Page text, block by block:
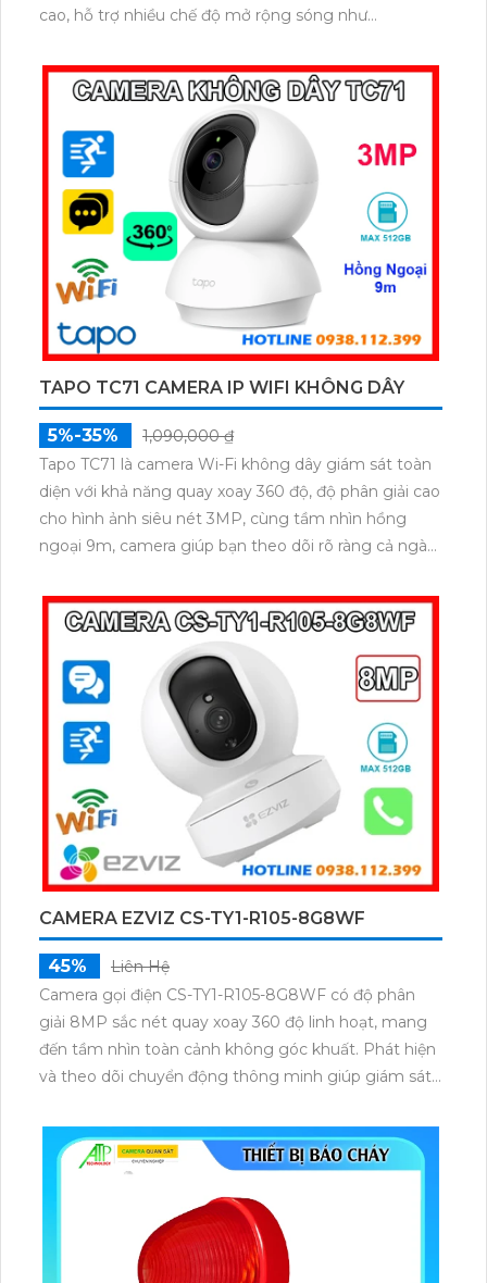
cao, hỗ trợ nhiều chế độ mở rộng sóng như
giao diện web hoặc ứng dụng Hik-Connect kết nối
Internet ổn định.
TAPO TC71 CAMERA IP WIFI KHÔNG DÂY
5%-35%
1,090,000 ₫
Tapo TC71 là camera Wi-Fi không dây giám sát toàn
diện với khả năng quay xoay 360 độ, độ phân giải cao
cho hình ảnh siêu nét 3MP, cùng tầm nhìn hồng
ngoại 9m, camera giúp bạn theo dõi rõ ràng cả ngày
động và báo động thông minh, camera TC71 không
chỉ ghi lại mọi khoảnh khắc quan trọng mà còn chủ
động bảo vệ an toàn cho ngôi nhà bạn.
CAMERA EZVIZ CS-TY1-R105-8G8WF
45%
Liên Hệ
Camera gọi điện CS-TY1-R105-8G8WF có độ phân
giải 8MP sắc nét quay xoay 360 độ linh hoạt, mang
đến tầm nhìn toàn cảnh không góc khuất. Phát hiện
và theo dõi chuyển động thông minh giúp giám sát
giao tiếp dễ dàng từ xa. Hỗ trợ thẻ nhớ lên đến 512GB
cùng tầm nhìn hồng ngoại 10m quan sát rõ nét cả